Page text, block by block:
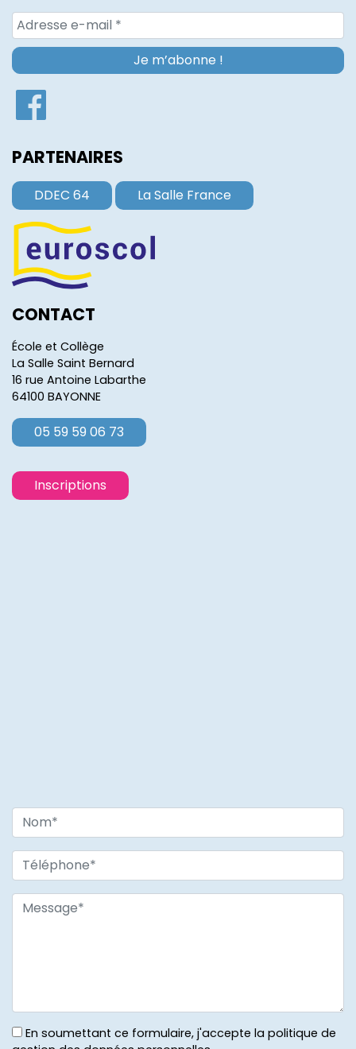
PARTENAIRES
DDEC 64 La Salle France
CONTACT
École et Collège
La Salle Saint Bernard
16 rue Antoine Labarthe
64100 BAYONNE
05 59 59 06 73
Inscriptions
En soumettant ce formulaire, j'accepte la politique de